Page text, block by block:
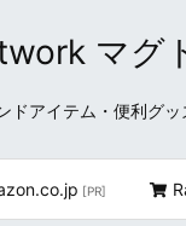
マグ
アイテム・便利グ
[PR]